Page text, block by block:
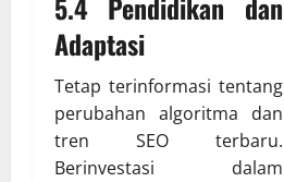
5.4 Pendidikan dan
Adaptasi
Tetap terinformasi tentang
perubahan algoritma dan
tren SEO terbaru.
Berinvestasi dalam